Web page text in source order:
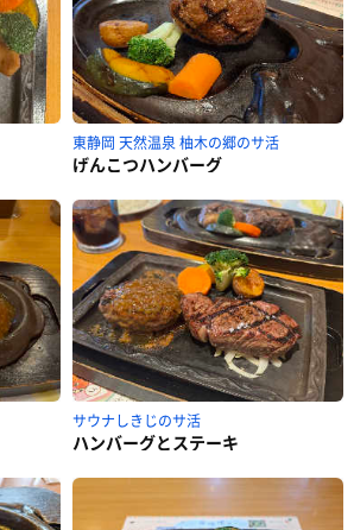
東静岡 天然温泉 柚木の郷のサ活
げんこつハンバーグ
サウナしきじのサ活
ハンバーグとステーキ